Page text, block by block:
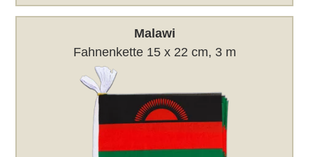
Malawi
Fahnenkette 15 x 22 cm, 3 m